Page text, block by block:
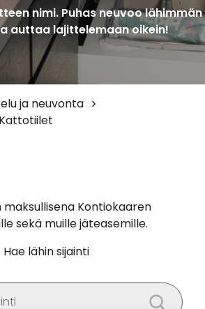
nimi. Puhas neuvoo lähimmän
auttaa lajittelemaan oikein!
ja neuvonta
Kattotiilet
Kontiokaaren
sekä muille jäteasemille.
Hae lähin sijainti